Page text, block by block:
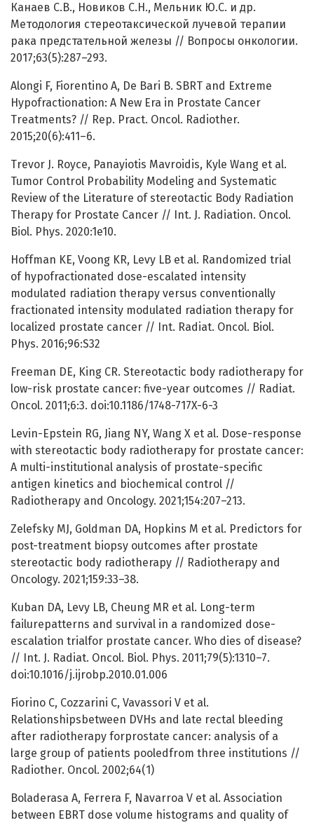
Канаев С.В., Новиков С.Н., Мельник Ю.С. и др.
Методология стереотаксической лучевой терапии
рака предстательной железы // Вопросы онкологии.
2017;63(5):287–293.
Alongi F, Fiorentino A, De Bari B. SBRT and Extreme
Hypofractionation: A New Era in Prostate Cancer
Treatments? // Rep. Pract. Oncol. Radiother.
2015;20(6):411–6.
Trevor J. Royce, Panayiotis Mavroidis, Kyle Wang et al.
Tumor Control Probability Modeling and Systematic
Review of the Literature of stereotactic Body Radiation
Therapy for Prostate Cancer // Int. J. Radiation. Oncol.
Biol. Phys. 2020:1e10.
Hoffman KE, Voong KR, Levy LB et al. Randomized trial
of hypofractionated dose-escalated intensity
modulated radiation therapy versus conventionally
fractionated intensity modulated radiation therapy for
localized prostate cancer // Int. Radiat. Oncol. Biol.
Phys. 2016;96:S32
Freeman DE, King CR. Stereotactic body radiotherapy for
low-risk prostate cancer: five-year outcomes // Radiat.
Oncol. 2011;6:3. doi:10.1186/1748-717X-6-3
Levin-Epstein RG, Jiang NY, Wang X et al. Dose-response
with stereotactic body radiotherapy for prostate cancer:
A multi-institutional analysis of prostate-specific
antigen kinetics and biochemical control //
Radiotherapy and Oncology. 2021;154:207–213.
Zelefsky MJ, Goldman DA, Hopkins M et al. Predictors for
post-treatment biopsy outcomes after prostate
stereotactic body radiotherapy // Radiotherapy and
Oncology. 2021;159:33–38.
Kuban DA, Levy LB, Cheung MR et al. Long-term
failurepatterns and survival in a randomized dose-
escalation trialfor prostate cancer. Who dies of disease?
// Int. J. Radiat. Oncol. Biol. Phys. 2011;79(5):1310–7.
doi:10.1016/j.ijrobp.2010.01.006
Fiorino C, Cozzarini C, Vavassori V et al.
Relationshipsbetween DVHs and late rectal bleeding
after radiotherapy forprostate cancer: analysis of a
large group of patients pooledfrom three institutions //
Radiother. Oncol. 2002;64(1)
Boladerasa A, Ferrera F, Navarroa V et al. Association
between EBRT dose volume histograms and quality of